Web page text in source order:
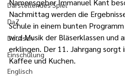
Darstellendes Spiel
DaZ
Deutsch
Einschulung
Englisch
Namensgeber Immanuel Kant
Nachmittag werden die
Schule in einem bunten
wird Musik der Bläserklassen und
erklingen. Der 11. Jahrgang
Kaffee und Kuchen.